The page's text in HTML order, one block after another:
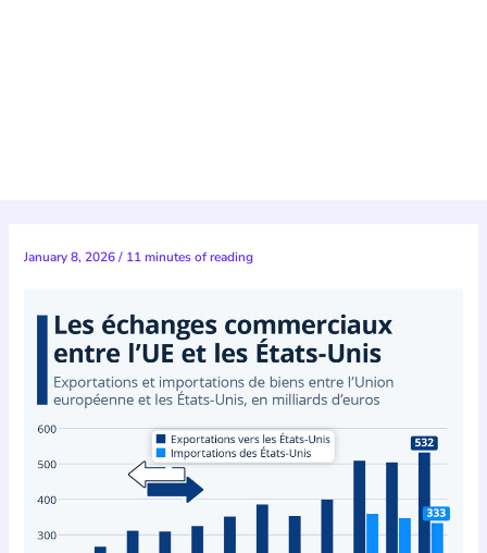
January 8, 2026/ 11 minutes of reading